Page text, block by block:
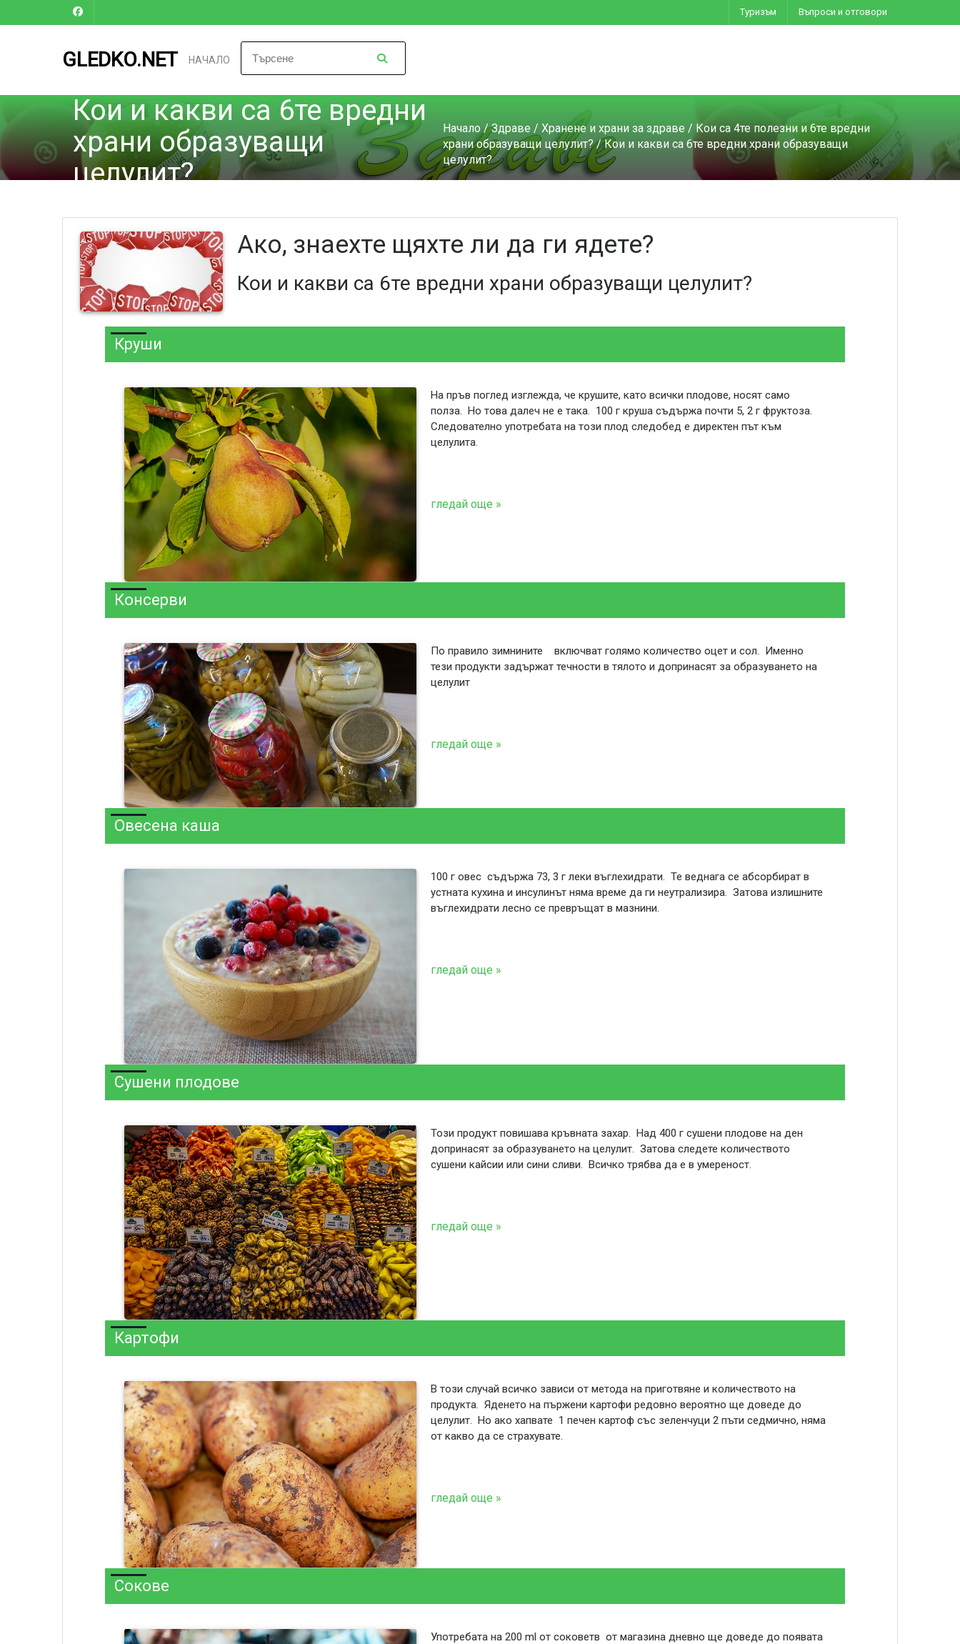
Туризъм Въпроси и отговори
GLEDKO.NET НАЧАЛО
Кои и какви са 6те вредни
храни образуващи
целулит?
Начало /Здраве / Хранене и храни за здраве / Кои са 4те полезни и 6те вредни
храни образуващи целулит?/ Кои и какви са 6те вредни храни образуващи
целулит?
Ако, знаехте щяхте ли да ги ядете?
Кои и какви са 6те вредни храни образуващи целулит?
Круши
На пръв поглед изглежда, че крушите, като всички плодове, носят само
полза. Но това далеч не е така. 100 г круша съдържа почти 5, 2 г фруктоза.
Следователно употребата на този плод следобед е директен път към
целулита.
гледай още »
Консерви
По правило зимнините включват голямо количество оцет и сол. Именно
тези продукти задържат течности в тялото и допринасят за образуването на
целулит
гледай още »
Овесена каша
100 г овес съдържа 73, 3 г леки въглехидрати. Те веднага се абсорбират в
устната кухина и инсулинът няма време да ги неутрализира. Затова излишните
въглехидрати лесно се превръщат в мазнини.
гледай още »
Сушени плодове
Този продукт повишава кръвната захар. Над 400 г сушени плодове на ден
допринасят за образуването на целулит. Затова следете количеството
сушени кайсии или сини сливи. Всичко трябва да е в умереност.
гледай още »
Картофи
В този случай всичко зависи от метода на приготвяне и количеството на
продукта. Яденето на пържени картофи редовно вероятно ще доведе до
целулит. Но ако хапвате 1 печен картоф със зеленчуци 2 пъти седмично, няма
от какво да се страхувате.
гледай още »
Сокове
Употребата на 200 ml от соковетв от магазина дневно ще доведе до появата